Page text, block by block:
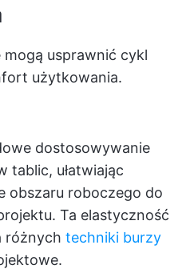
usprawnić cykl
użytkowania.
dostosowywanie
tablic, ułatwiając
obszaru roboczego do
Ta elastyczność
różnych techniki burzy